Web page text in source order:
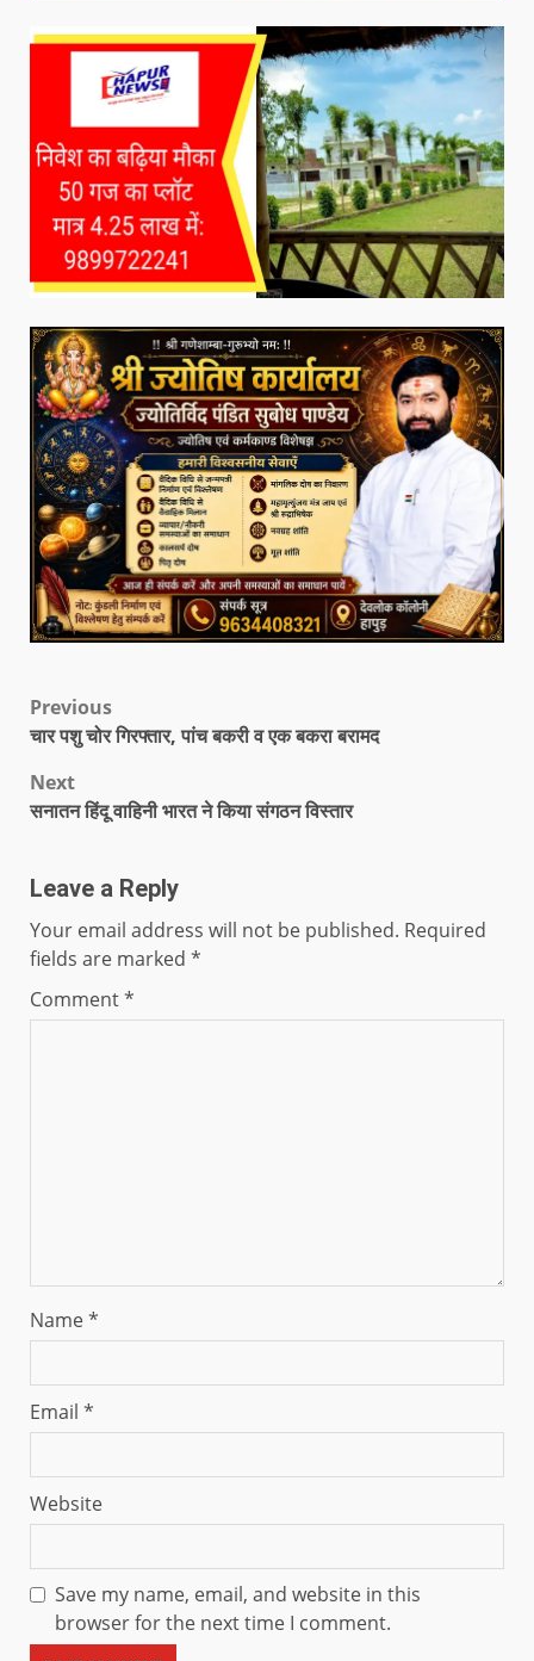
Previous
चार पशु चोर गिरफ्तार, पांच बकरी व एक बकरा बरामद
Next
सनातन हिंदू वाहिनी भारत ने किया संगठन विस्तार
Leave a Reply
Your email address will not be published. Required
fields are marked *
Comment*
Name*
Email *
Website
Save my name, email, and website in this
browser for the next time I comment.